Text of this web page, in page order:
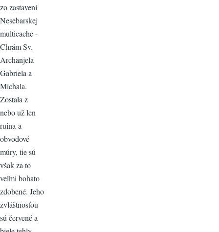
zo zastavení
Nesebarskej
multicache -
Chrám Sv.
Archanjela
Gabriela a
Michala.
Zostala z
nebo už len
ruina a
obvodové
múry, tie sú
však za to
veľmi bohato
zdobené. Jeho
zvláštnosťou
sú červené a